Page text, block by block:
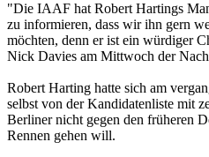
"Die IAAF hat Robert Hartings
zu informieren, dass wir ihn gern
möchten, denn er ist ein würdiger
Nick Davies am Mittwoch der
Robert Harting hatte sich am
selbst von der Kandidatenliste mit
Berliner nicht gegen den früheren
Rennen gehen will.